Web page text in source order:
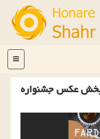
منو
بخش عكس جشنواره